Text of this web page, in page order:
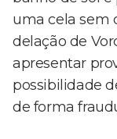
uma cela sem
delação de
apresentar
possibilidade
de forma